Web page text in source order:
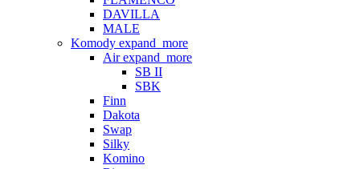
DAVILLA
MALE
Komody expand_more
Air expand_more
SB II
SBK
Finn
Dakota
Swap
Silky
Komino